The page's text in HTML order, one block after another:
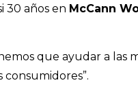
30 años en McCann
que ayudar a las